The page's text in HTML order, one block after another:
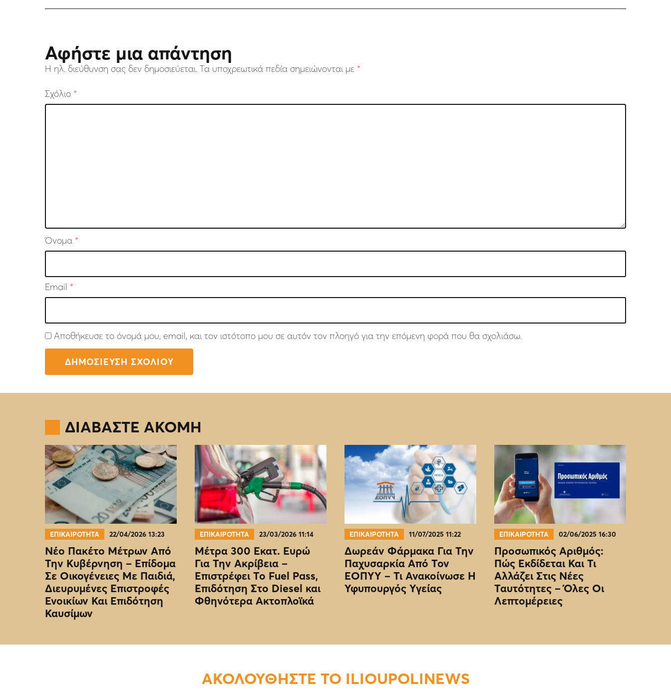
Αφήστε μια απάντηση
Η ηλ. διεύθυνση σας δεν δημοσιεύεται. Τα υποχρεωτικά πεδία σημειώνονται με *
Σχόλιο *
Όνομα *
Email *
Αποθήκευσε το όνομά μου, email, και τον ιστότοπο μου σε αυτόν τον πλοηγό για την επόμενη φορά που θα σχολιάσω.
ΔΙΑΒΑΣΤΕ ΑΚΟΜΗ
ΕΠΙΚΑΙΡΟΤΗΤΑ 22/04/2026 13:23
Νέο Πακέτο Μέτρων Από
Την Κυβέρνηση – Επίδομα
Σε Οικογένειες Με Παιδιά,
Διευρυμένες Επιστροφές
Ενοικίων Και Επιδότηση
Καυσίμων
ΕΠΙΚΑΙΡΟΤΗΤΑ 23/03/2026 11:14
Μέτρα 300 Εκατ. Ευρώ
Για Την Ακρίβεια –
Επιστρέφει Το Fuel Pass,
Επιδότηση Στο Diesel και
Φθηνότερα Ακτοπλοϊκά
ΕΠΙΚΑΙΡΟΤΗΤΑ 11/07/2025 11:22
Δωρεάν Φάρμακα Για Την
Παχυσαρκία Από Τον
EOΠΥΥ – Τι Ανακοίνωσε Η
Υφυπουργός Υγείας
ΕΠΙΚΑΙΡΟΤΗΤΑ 02/06/2025 16:30
Προσωπικός Αριθμός:
Πώς Εκδίδεται Και Τι
Αλλάζει Στις Νέες
Ταυτότητες – Όλες Οι
Λεπτομέρειες
ΑΚΟΛΟΥΘΗΣΤΕ ΤΟ ILIOUPOLINEWS